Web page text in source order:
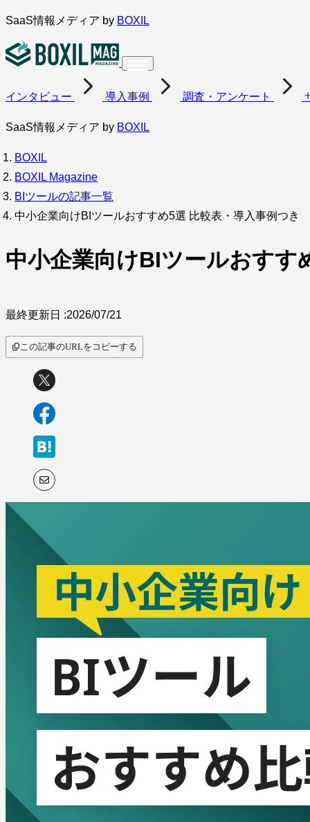
内
を
キ
SaaS情報メディア by BOXIL
インタビュー 導入事例 調査・アンケート
SaaS情報メディア by BOXIL
BOXIL
BOXIL Magazine
BIツールの記事一覧
中小企業向けBIツールおすすめ5選 比較表・導入事例つき
中小企業向けBIツールおすす
最終更新日 :2026/07/21
この記事のURLをコピーする